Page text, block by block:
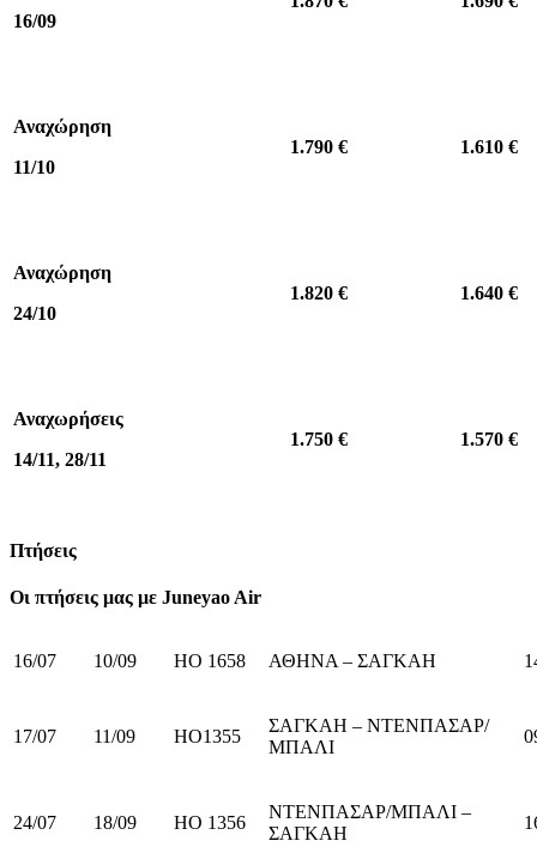
16/09
Αναχώρηση
11/10
1.790 € 1.610 €
Αναχώρηση
24/10
1.820 € 1.640 €
Αναχωρήσεις
14/11, 28/11
1.750 € 1.570 €
Πτήσεις
Οι πτήσεις μας με Juneyao Air
16/07 10/09 HO 1658 ΑΘΗΝΑ – ΣΑΓΚΑΗ
17/07 11/09 HO1355
ΣΑΓΚΑΗ – ΝΤΕΝΠΑΣΑΡ/
ΜΠΑΛΙ
24/07 18/09 HO 1356
ΝΤΕΝΠΑΣΑΡ/ΜΠΑΛΙ –
ΣΑΓΚΑΗ